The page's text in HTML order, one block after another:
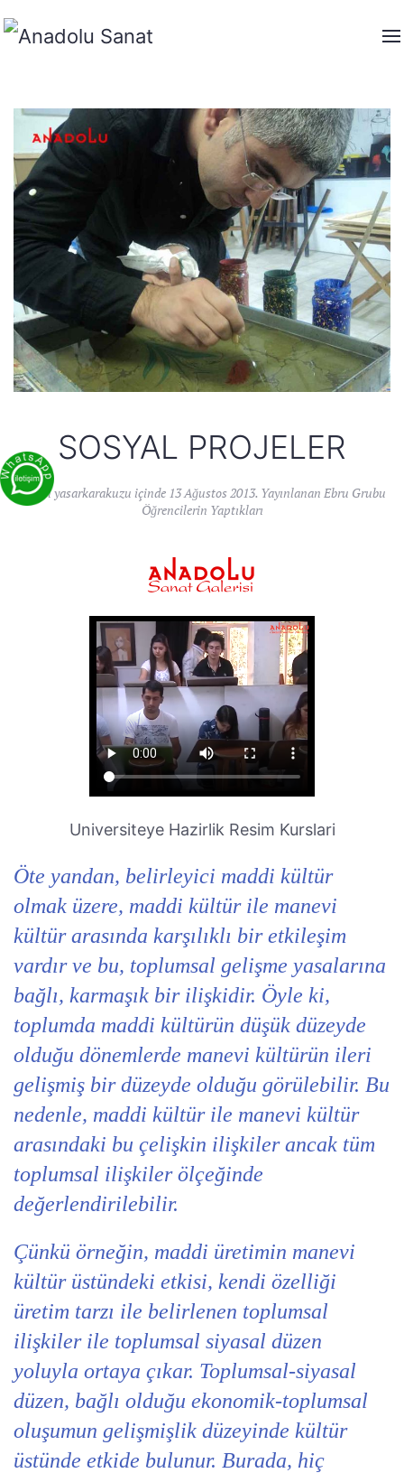
SOSYAL PROJELER
Yazanyasarkarakuzu içinde 13 Ağustos 2013. Yayınlanan Ebru Grubu
Öğrencilerin Yaptıkları
Universiteye Hazirlik Resim Kurslari
Öte yandan, belirleyici maddi kültür
olmak üzere, maddi kültür ile manevi
kültür arasında karşılıklı bir etkileşim
vardır ve bu, toplumsal gelişme yasalarına
bağlı, karmaşık bir ilişkidir. Öyle ki,
toplumda maddi kültürün düşük düzeyde
olduğu dönemlerde manevi kültürün ileri
gelişmiş bir düzeyde olduğu görülebilir. Bu
nedenle, maddi kültür ile manevi kültür
arasındaki bu çelişkin ilişkiler ancak tüm
toplumsal ilişkiler ölçeğinde
değerlendirilebilir.
Çünkü örneğin, maddi üretimin manevi
kültür üstündeki etkisi, kendi özelliği
üretim tarzı ile belirlenen toplumsal
ilişkiler ile toplumsal siyasal düzen
yoluyla ortaya çıkar. Toplumsal-siyasal
düzen, bağlı olduğu ekonomik-toplumsal
oluşumun gelişmişlik düzeyinde kültür
üstünde etkide bulunur. Burada, hiç